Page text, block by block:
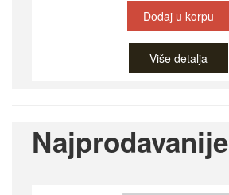
Dodaj u korpu
Više detalja
Najprodavanije